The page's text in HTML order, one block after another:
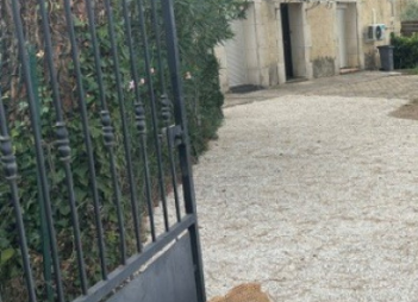
Critères supplémentaires
Piscine Parking Terrasse